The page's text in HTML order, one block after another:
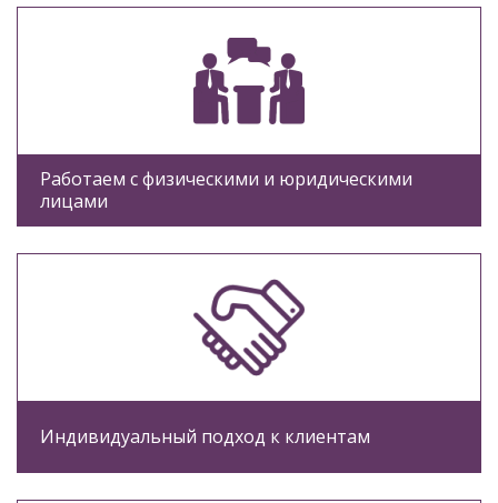
Работаем с физическими и юридическими
лицами
Индивидуальный подход к клиентам